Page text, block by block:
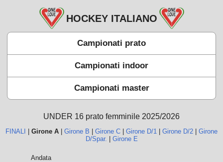
HOCKEY ITALIANO
Campionati prato
Campionati indoor
Campionati master
UNDER 16 prato femminile 2025/2026
FINALI Girone A Girone B Girone C Girone D/1 Girone D/2
Girone
D/Spar.
Girone E
Andata